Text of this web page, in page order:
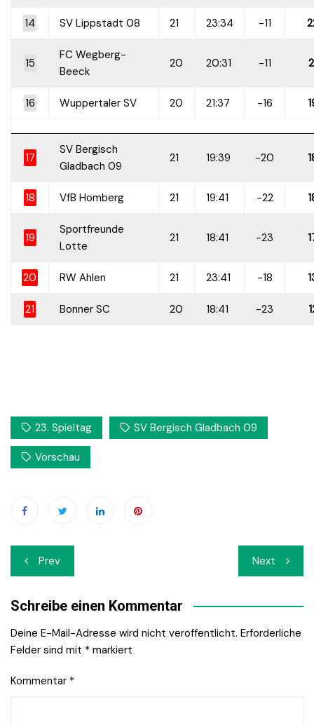
14 SV Lippstadt 08 21 23:34 -11
15
FC Wegberg-
Beeck
20 20:31 -11
16 Wuppertaler SV 20 21:37 -16
17
SV Bergisch
Gladbach 09
21 19:39 -20
18 VfB Homberg 21 19:41 -22
19
Sportfreunde
Lotte
21 18:41 -23
20 RW Ahlen 21 23:41 -18
21 Bonner SC 20 18:41 -23
23. Spieltag SV Bergisch Gladbach 09
Vorschau
Beitrags-
Navigation
Prev Next
Schreibe einen Kommentar
Deine E-Mail-Adresse wird nicht veröffentlicht. Erforderliche
Felder sind mit * markiert
Kommentar *